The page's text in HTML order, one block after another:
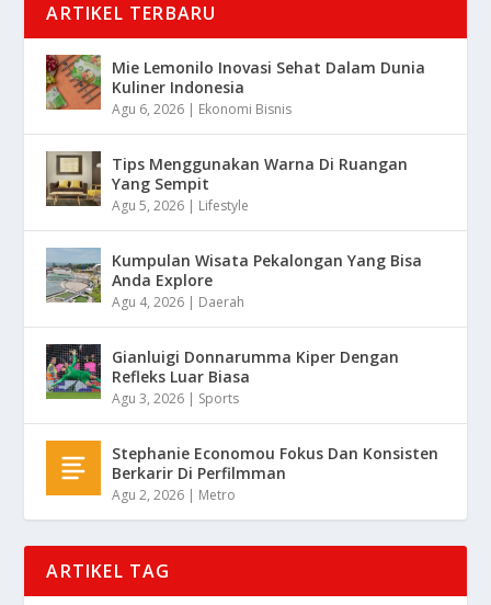
ARTIKEL TERBARU
Mie Lemonilo Inovasi Sehat Dalam Dunia
Kuliner Indonesia
Agu 6, 2026 | Ekonomi Bisnis
Tips Menggunakan Warna Di Ruangan
Yang Sempit
Agu 5, 2026 | Lifestyle
Kumpulan Wisata Pekalongan Yang Bisa
Anda Explore
Agu 4, 2026 | Daerah
Gianluigi Donnarumma Kiper Dengan
Refleks Luar Biasa
Agu 3, 2026 | Sports
Stephanie Economou Fokus Dan Konsisten
Berkarir Di Perfilmman
Agu 2, 2026 | Metro
ARTIKEL TAG